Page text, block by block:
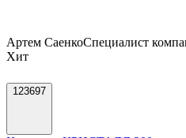
Артем СаенкоСпециалист
Хит
123697